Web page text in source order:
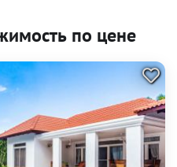
по цене